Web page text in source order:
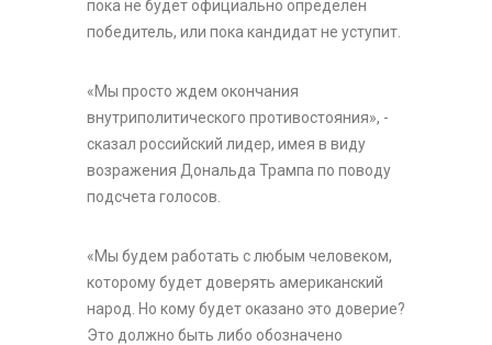
пока не будет официально определен
победитель, или пока кандидат не уступит.
«Мы просто ждем окончания
внутриполитического противостояния», -
сказал российский лидер, имея в виду
возражения Дональда Трампа по поводу
подсчета голосов.
«Мы будем работать с любым человеком,
которому будет доверять американский
народ. Но кому будет оказано это доверие?
Это должно быть либо обозначено